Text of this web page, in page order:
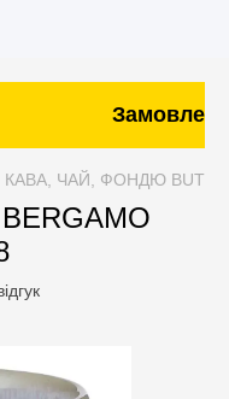
КАВА, ЧАЙ, ФОНДЮ